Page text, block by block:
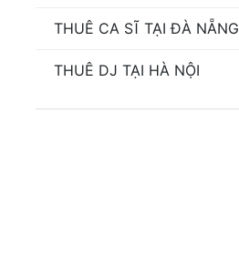
THUÊ CA SĨ TẠI ĐÀ NẴNG
THUÊ DJ TẠI HÀ NỘI